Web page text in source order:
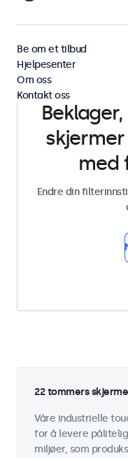
22" skjermer
med
Endre din
22 tommers
Våre industrielle
for å levere
miljøer, som
Be om et tilbud
Hjelpesenter
Om oss
Kontakt oss